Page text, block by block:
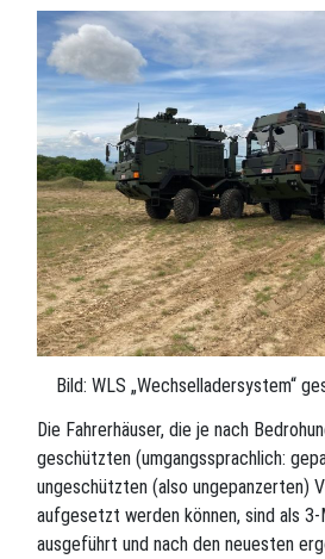
Bild: WLS „Wechselladersystem“
Die Fahrerhäuser, die je nach
geschützten (umgangssprachlich:
ungeschützten (also ungepanzerten)
aufgesetzt werden können, sind als 3-
ausgeführt und nach den neuesten